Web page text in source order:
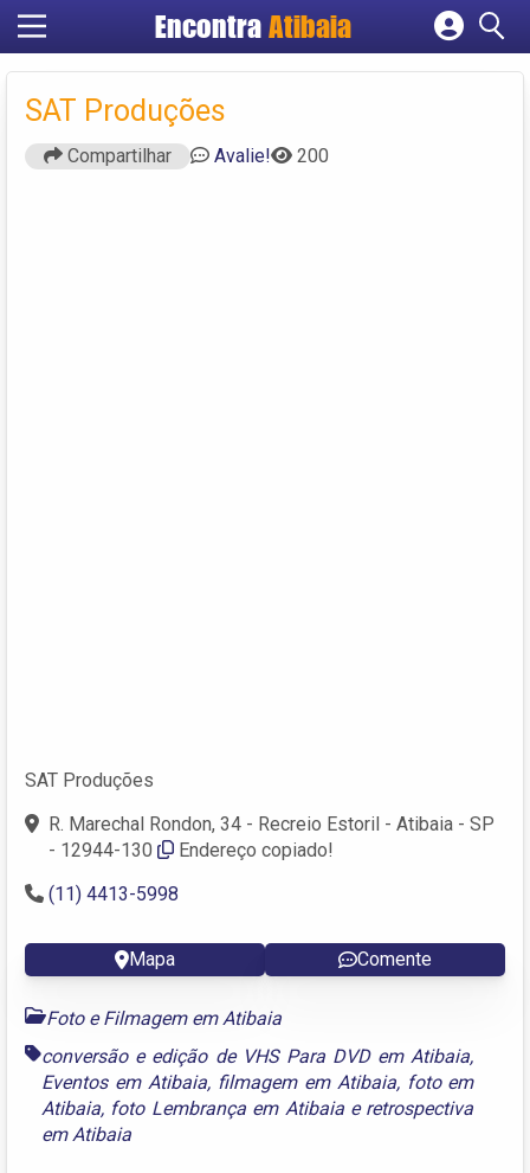
Encontra Atibaia
Cadastrar empresa
SAT Produções
Compartilhar Avalie! 200
SAT Produções
R. Marechal Rondon, 34 - Recreio Estoril - Atibaia - SP
- 12944-130
Endereço copiado!
(11) 4413-5998
Mapa Comente
Foto e Filmagem em Atibaia
conversão e edição de VHS Para DVD em Atibaia,
Eventos em Atibaia, filmagem em Atibaia, foto em
Atibaia, foto Lembrança em Atibaiae retrospectiva
em Atibaia